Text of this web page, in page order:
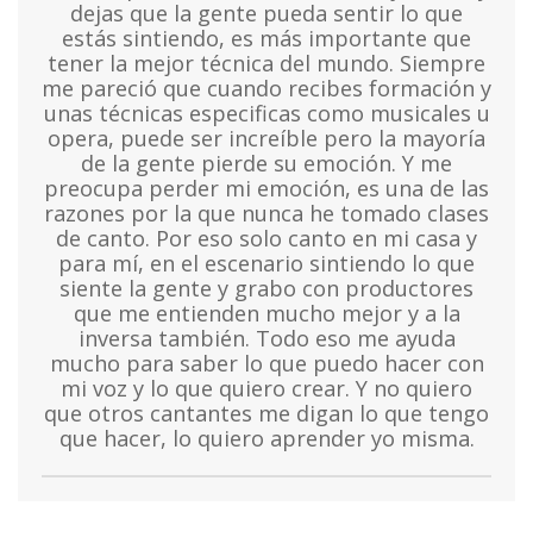
dejas que la gente pueda sentir lo que
estás sintiendo, es más importante que
tener la mejor técnica del mundo. Siempre
me pareció que cuando recibes formación y
unas técnicas especificas como musicales u
opera, puede ser increíble pero la mayoría
de la gente pierde su emoción. Y me
preocupa perder mi emoción, es una de las
razones por la que nunca he tomado clases
de canto. Por eso solo canto en mi casa y
para mí, en el escenario sintiendo lo que
siente la gente y grabo con productores
que me entienden mucho mejor y a la
inversa también. Todo eso me ayuda
mucho para saber lo que puedo hacer con
mi voz y lo que quiero crear. Y no quiero
que otros cantantes me digan lo que tengo
que hacer, lo quiero aprender yo misma.